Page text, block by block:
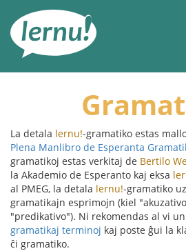
enhavo
La detala lernu!-gramatiko estas
Plena Manlibro de Esperanta
gramatikoj estas verkitaj de Bertilo
la Akademio de Esperanto kaj eksa
al PMEG, la detala lernu!-gramatiko
gramatikajn esprimojn (kiel
"predikativo"). Ni rekomendas al vi
gramatikaj terminoj kaj poste ĝui la
ĉi gramatiko.